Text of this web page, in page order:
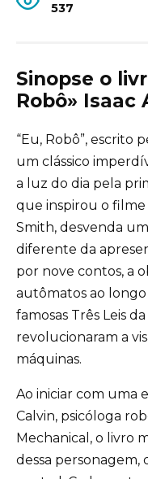
537
Sinopse o
Robô» Isaac
“Eu, Robô”, escrito
um clássico
a luz do dia pela
que inspirou o filme
Smith, desvenda
diferente da
por nove contos, a
autômatos ao
famosas Três Leis
revolucionaram a
máquinas.
Ao iniciar com uma
Calvin, psicóloga
Mechanical, o livro
dessa personagem,